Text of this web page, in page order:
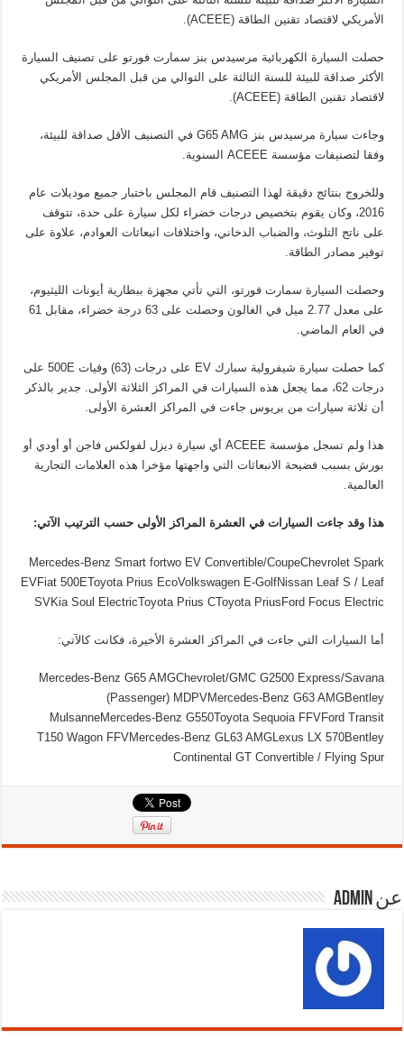
الأمريكي لاقتصاد تقنين الطاقة (ACEEE).
حصلت السيارة الكهربائية مرسيدس بنز سمارت فورتو على تصنيف السيارة
الأكثر صداقة للبيئة للسنة الثالثة على التوالي من قبل المجلس الأمريكي
لاقتصاد تقنين الطاقة (ACEEE).
وجاءت سيارة مرسيدس بنز G65 AMG في التصنيف الأقل صداقة للبيئة،
وفقا لتصنيفات مؤسسة ACEEE السنوية.
وللخروج بنتائج دقيقة لهذا التصنيف قام المجلس باختبار جميع موديلات عام
2016، وكان يقوم بتخصيص درجات خضراء لكل سيارة على حدة، تتوقف
على ناتج التلوث، والضباب الدخاني، واختلافات انبعاثات العوادم، علاوة على
توفير مصادر الطاقة.
وحصلت السيارة سمارت فورتو، التي تأتي مجهزة ببطارية أيونات الليثيوم،
على معدل 2.77 ميل في الغالون وحصلت على 63 درجة خضراء، مقابل 61
في العام الماضي.
كما حصلت سيارة شيفرولية سبارك EV على درجات (63) وفيات 500E على
درجات 62، مما يجعل هذه السيارات في المراكز الثلاثة الأولى. جدير بالذكر
أن ثلاثة سيارات من بريوس جاءت في المراكز العشرة الأولى.
هذا ولم تسجل مؤسسة ACEEE أي سيارة ديزل لفولكس فاجن أو أودي أو
بورش بسبب فضيحة الانبعاثات التي واجهتها مؤخرا هذه العلامات التجارية
العالمية.
هذا وقد جاءت السيارات في العشرة المراكز الأولى حسب الترتيب الآتي:
Mercedes-Benz Smart fortwo EV Convertible/CoupeChevrolet Spark
EVFiat 500EToyota Prius EcoVolkswagen E-GolfNissan Leaf S / Leaf
SVKia Soul ElectricToyota Prius CToyota PriusFord Focus Electric
أما السيارات التي جاءت في المراكز العشرة الأخيرة، فكانت كالآتي:
Mercedes-Benz G65 AMGChevrolet/GMC G2500 Express/Savana
(Passenger) MDPVMercedes-Benz G63 AMGBentley
MulsanneMercedes-Benz G550Toyota Sequoia FFVFord Transit
T150 Wagon FFVMercedes-Benz GL63 AMGLexus LX 570Bentley
Continental GT Convertible / Flying Spur
عن admin